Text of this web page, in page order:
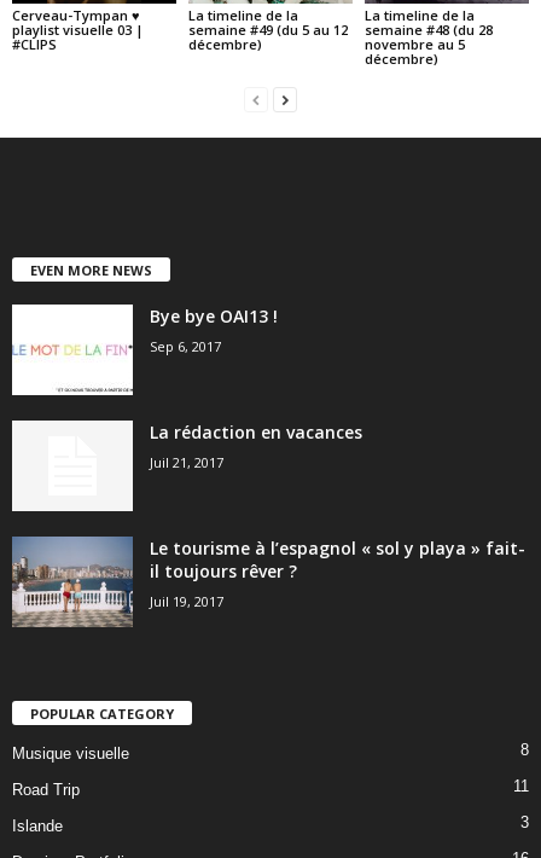
Cerveau-Tympan ♥
playlist visuelle 03 |
#CLIPS
La timeline de la
semaine #49 (du 5 au 12
décembre)
La timeline de la
semaine #48 (du 28
novembre au 5
décembre)
EVEN MORE NEWS
Bye bye OAI13 !
Sep 6, 2017
La rédaction en vacances
Juil 21, 2017
Le tourisme à l’espagnol « sol y playa » fait-
il toujours rêver ?
Juil 19, 2017
POPULAR CATEGORY
Musique visuelle 8
Road Trip 11
Islande 3